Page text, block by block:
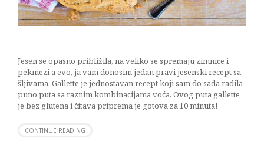
Jesen se opasno približila, na veliko se spremaju zimnice i
pekmezi a evo, ja vam donosim jedan pravi jesenski recept sa
šljivama. Gallette je jednostavan recept koji sam do sada radila
puno puta sa raznim kombinacijama voća. Ovog puta gallette
je bez glutena i čitava priprema je gotova za 10 minuta!
CONTINUE READING